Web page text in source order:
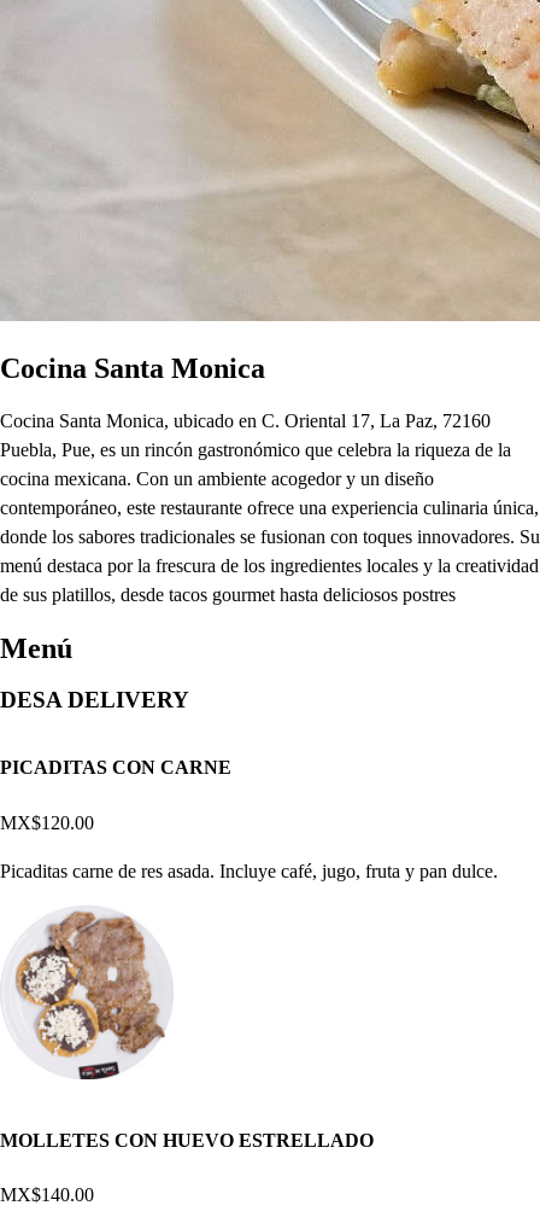
Cocina Santa Monica
Cocina Santa Monica, ubicado en C. Oriental 17, La Paz, 72160
Puebla, Pue, es un rincón gastronómico que celebra la riqueza de la
cocina mexicana. Con un ambiente acogedor y un diseño
contemporáneo, este restaurante ofrece una experiencia culinaria única,
donde los sabores tradicionales se fusionan con toques innovadores. Su
menú destaca por la frescura de los ingredientes locales y la creatividad
de sus platillos, desde tacos gourmet hasta deliciosos postres
Menú
DESA DELIVERY
PICADITAS CON CARNE
MX$120.00
Picaditas carne de res asada. Incluye café, jugo, fruta y pan dulce.
MOLLETES CON HUEVO ESTRELLADO
MX$140.00